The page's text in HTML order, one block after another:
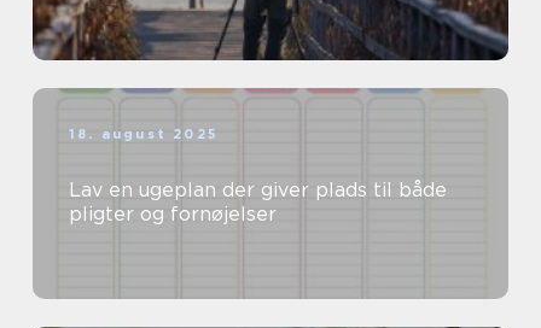
18. august 2025
Lav en ugeplan der giver plads til både
pligter og fornøjelser